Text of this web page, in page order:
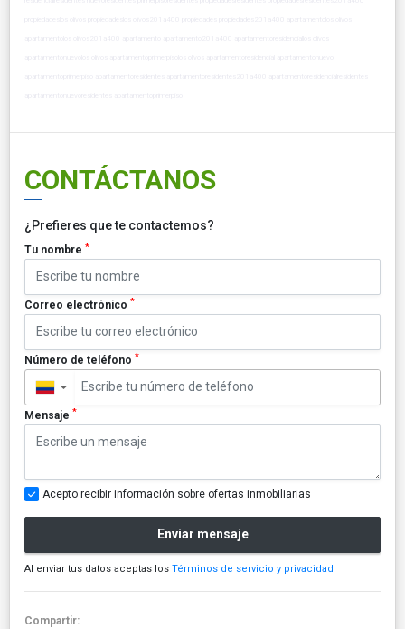
CONTÁCTANOS
¿Prefieres que te contactemos?
Tu nombre *
Correo electrónico *
Número de teléfono *
▼
Mensaje *
Acepto recibir información sobre ofertas inmobiliarias
Enviar mensaje
Al enviar tus datos aceptas los Términos de servicio y privacidad
Compartir: